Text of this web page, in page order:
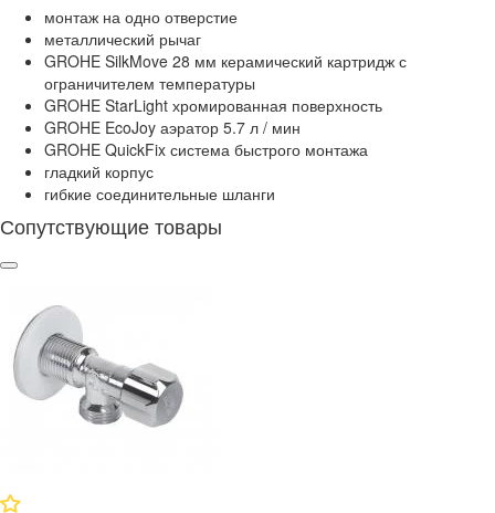
монтаж на одно отверстие
металлический рычаг
GROHE SilkMove 28 мм керамический картридж с
ограничителем температуры
GROHE StarLight хромированная поверхность
GROHE EcoJoy аэратор 5.7 л / мин
GROHE QuickFix система быстрого монтажа
гладкий корпус
гибкие соединительные шланги
Сопутствующие товары